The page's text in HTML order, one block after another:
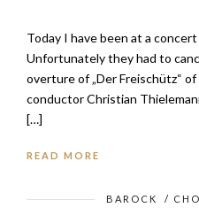
Today I have been at a
Unfortunately they had to
overture of „Der Freischütz“
conductor Christian
[…]
READ MORE
BAROCK /